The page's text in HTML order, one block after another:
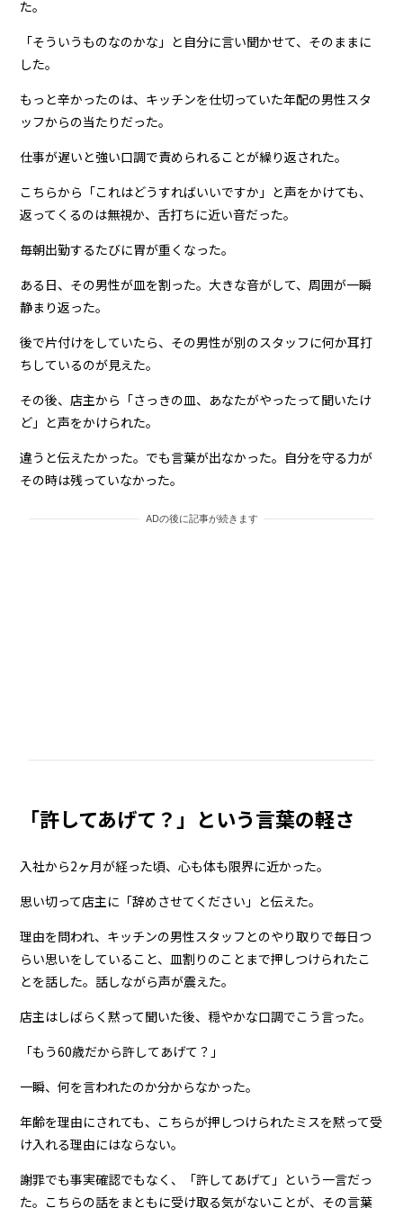
た。
「そういうものなのかな」と自分に言い聞かせて、そのままに
した。
もっと辛かったのは、キッチンを仕切っていた年配の男性スタ
ッフからの当たりだった。
仕事が遅いと強い口調で責められることが繰り返された。
こちらから「これはどうすればいいですか」と声をかけても、
返ってくるのは無視か、舌打ちに近い音だった。
毎朝出勤するたびに胃が重くなった。
ある日、その男性が皿を割った。大きな音がして、周囲が一瞬
静まり返った。
後で片付けをしていたら、その男性が別のスタッフに何か耳打
ちしているのが見えた。
その後、店主から「さっきの皿、あなたがやったって聞いたけ
ど」と声をかけられた。
違うと伝えたかった。でも言葉が出なかった。自分を守る力が
その時は残っていなかった。
ADの後に記事が続きます
「許してあげて？」という言葉の軽さ
入社から2ヶ月が経った頃、心も体も限界に近かった。
思い切って店主に「辞めさせてください」と伝えた。
理由を問われ、キッチンの男性スタッフとのやり取りで毎日つ
らい思いをしていること、皿割りのことまで押しつけられたこ
とを話した。話しながら声が震えた。
店主はしばらく黙って聞いた後、穏やかな口調でこう言った。
「もう60歳だから許してあげて？」
一瞬、何を言われたのか分からなかった。
年齢を理由にされても、こちらが押しつけられたミスを黙って受
け入れる理由にはならない。
謝罪でも事実確認でもなく、「許してあげて」という一言だっ
た。こちらの話をまともに受け取る気がないことが、その言葉